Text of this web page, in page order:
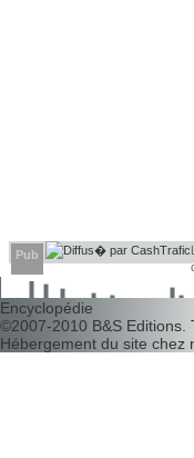
Pub
d�couvrir leurs faiblesses !
Encyclopédie
©2007-2010 B&S Editions
Hébergement du site chez